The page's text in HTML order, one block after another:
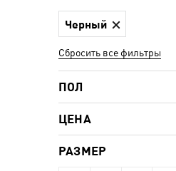
Черный
Сбросить все фильтры
ПОЛ
ЦЕНА
РАЗМЕР